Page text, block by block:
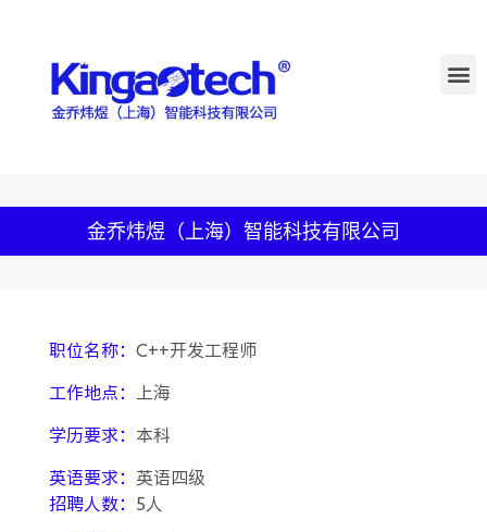
金乔炜煜（上海）智能科技有限公司
职位名称： C++开发工程师
工作地点： 上海
学历要求： 本科
英语要求： 英语四级
招聘人数： 5人